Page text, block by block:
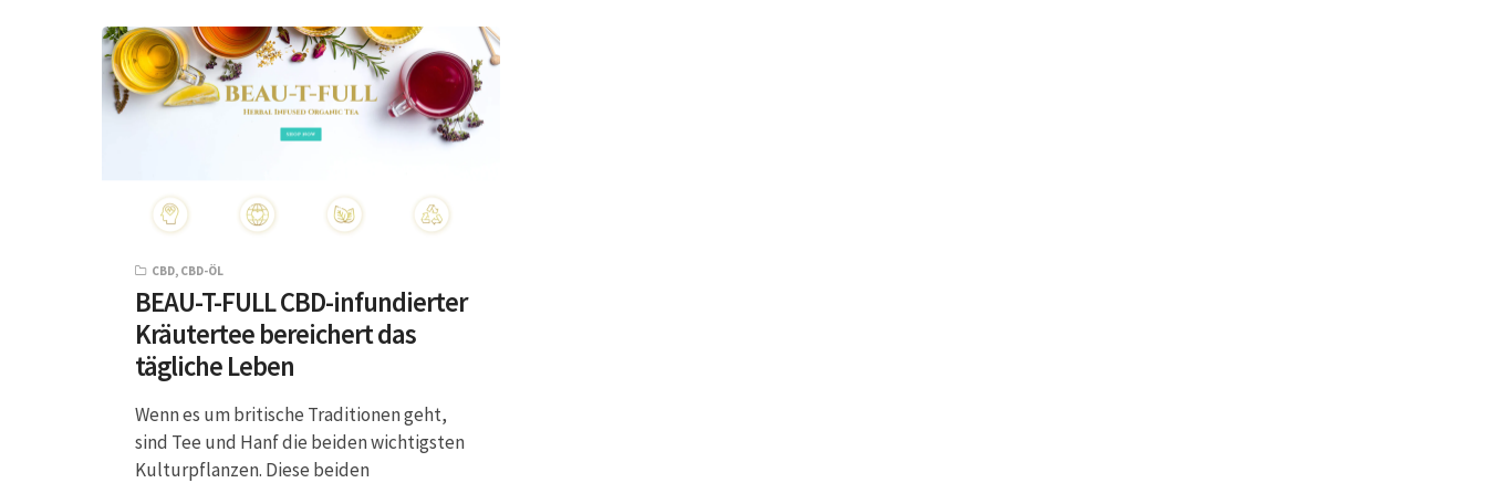
CBD, CBD-ÖL
BEAU-T-FULL CBD-infundierter
Kräutertee bereichert das
tägliche Leben
Wenn es um britische Traditionen geht,
sind Tee und Hanf die beiden wichtigsten
Kulturpflanzen. Diese beiden